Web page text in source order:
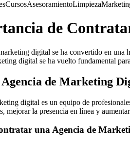
CursosAsesoramientoLimpieza
de
digital se ha convertido en una
digital se ha vuelto fundamental
Agencia de Marketing
digital es un equipo de
mejorar la presencia en línea y
una Agencia de